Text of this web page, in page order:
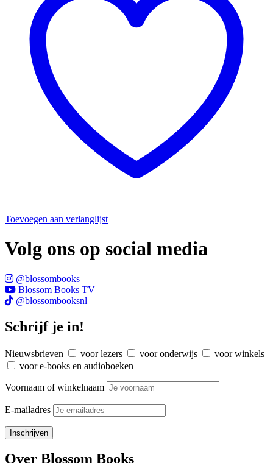
Toevoegen aan verlanglijst
Volg ons op social media
@blossombooks
Blossom Books TV
@blossombooksnl
Schrijf je in!
Nieuwsbrieven voor lezers voor onderwijs
voor winkels
voor e-books en audioboeken
Voornaam of winkelnaam
E-mailadres
Over Blossom Books